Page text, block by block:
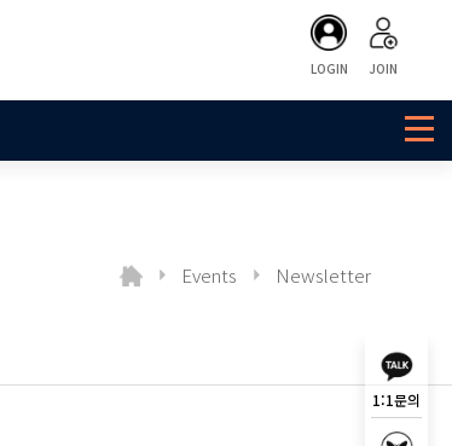
LOGIN JOIN
Events Newsletter
1:1문의